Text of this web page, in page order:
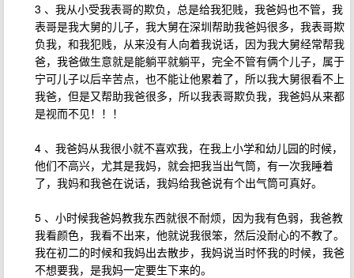
3 、我从小受我表哥的欺负，总是给我犯贱，我爸妈也不管，我
表哥是我大舅的儿子，我大舅在深圳帮助我爸妈很多，我表哥欺
负我，和我犯贱，从来没有人向着我说话，因为我大舅经常帮我
爸，我爸做生意就是能躺平就躺平，完全不管有俩个儿子，属于
宁可儿子以后辛苦点，也不能让他累着了，所以我大舅很看不上
我爸，但是又帮助我爸很多，所以我表哥欺负我，我爸妈从来都
是视而不见！！！
4 、我爸妈从我很小就不喜欢我，在我上小学和幼儿园的时候，
他们不高兴，尤其是我妈，就会把我当出气筒，有一次我睡着
了，我妈和我爸在说话，我妈给我爸说有个出气筒可真好。
5 、小时候我爸妈教我东西就很不耐烦，因为我有色弱，我爸教
我看颜色，我看不出来，他就说我很笨，然后没耐心的不教了。
我在初二的时候和我妈出去散步，我妈说当时怀我的时候，我爸
不想要我，是我妈一定要生下来的。